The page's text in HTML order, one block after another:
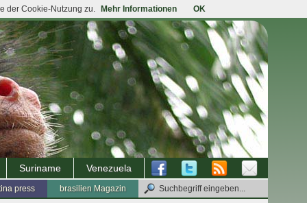
Suriname Venezuela
brasilien Magazin
press
der Cookie-Nutzung zu. Mehr Informationen OK